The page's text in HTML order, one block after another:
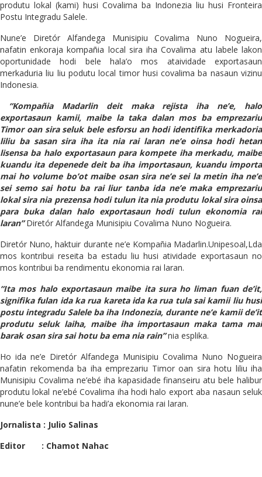
produtu lokal (kami) husi Covalima ba Indonezia liu husi Fronteira
Postu Integradu Salele.
Nune’e Diretór Alfandega Munisipiu Covalima Nuno Nogueira,
nafatin enkoraja kompañia local sira iha Covalima atu labele lakon
oportunidade hodi bele hala’o mos ataividade exportasaun
merkaduria liu liu podutu local timor husi covalima ba nasaun vizinu
Indonesia.
“Kompañia Madarlin deit maka rejista iha ne’e, halo
exportasaun kamii, maibe la taka dalan mos ba emprezariu
Timor oan sira seluk bele esforsu an hodi identifika merkadoria
liliu ba sasan sira iha ita nia rai laran ne’e oinsa hodi hetan
lisensa ba halo exportasaun para kompete iha merkadu, maibe
kuandu ita depenede deit ba iha importasaun, kuandu importa
mai ho volume bo’ot maibe osan sira ne’e sei la metin iha ne’e
sei semo sai hotu ba rai liur tanba ida ne’e maka emprezariu
lokal sira nia prezensa hodi tulun ita nia produtu lokal sira oinsa
para buka dalan halo exportasaun hodi tulun ekonomia rai
laran”Diretór Alfandega Munisipiu Covalima Nuno Nogueira.
Diretór Nuno, haktuir durante ne’e Kompañia Madarlin.Unipesoal,Lda
mos kontribui reseita ba estadu liu husi atividade exportasaun no
mos kontribui ba rendimentu ekonomia rai laran.
“Ita mos halo exportasaun maibe ita sura ho liman fuan de’it,
signifika fulan ida ka rua kareta ida ka rua tula sai kamii liu husi
postu integradu Salele ba iha Indonezia, durante ne’e kamii de’it
produtu seluk laiha, maibe iha importasaun maka tama mai
barak osan sira sai hotu ba ema nia rain”nia esplika.
Ho ida ne’e Diretór Alfandega Munisipiu Covalima Nuno Nogueira
nafatin rekomenda ba iha emprezariu Timor oan sira hotu liliu iha
Munisipiu Covalima ne’ebé iha kapasidade finanseiru atu bele halibur
produtu lokal ne’ebé Covalima iha hodi halo export aba nasaun seluk
nune’e bele kontribui ba hadi’a ekonomia rai laran.
Jornalista : Julio Salinas
Editor : Chamot Nahac